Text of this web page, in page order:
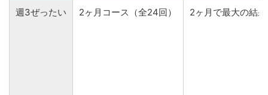
週3ぜったい 2ヶ月コース（全24回） 2ヶ月で最大の結